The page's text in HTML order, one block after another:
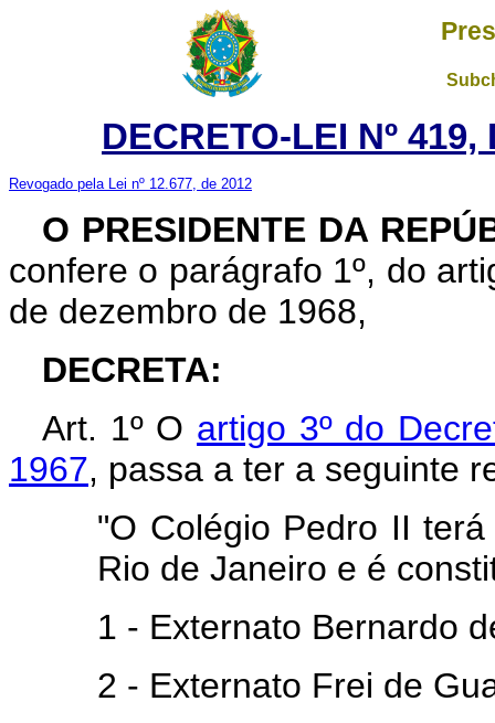
DECRETO-LEI Nº
Revogado pela Lei nº 12.677, de 2012
O PRESIDENTE DA
confere o parágrafo 1º, do
de dezembro de 1968,
DECRETA:
Art. 1º O artigo 3º do
1967, passa a ter a seguinte
"O Colégio Pedro II
Rio de Janeiro e é
1 - Externato Bernardo
2 - Externato Frei de